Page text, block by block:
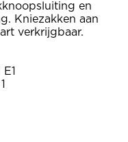
en
Kniezakken aan
verkrijgbaar.